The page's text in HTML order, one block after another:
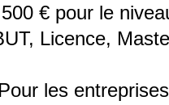
€ pour le
Licence,
les